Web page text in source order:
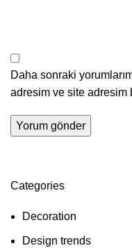
Daha sonraki
adresim ve site adresim
Categories
Decoration
Design trends